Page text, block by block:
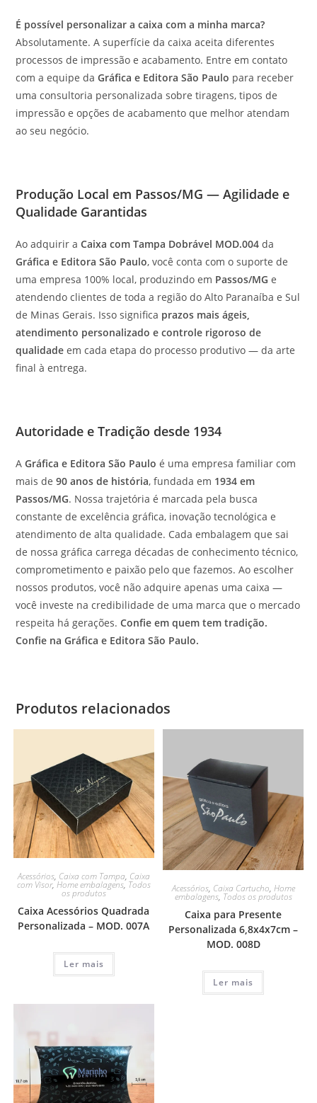
É possível personalizar a caixa com a minha marca?
Absolutamente. A superfície da caixa aceita diferentes
processos de impressão e acabamento. Entre em contato
com a equipe daGráfica e Editora São Paulo para receber
uma consultoria personalizada sobre tiragens, tipos de
impressão e opções de acabamento que melhor atendam
ao seu negócio.
Produção Local em Passos/MG — Agilidade e
Qualidade Garantidas
Ao adquirir aCaixa com Tampa Dobrável MOD.004 da
Gráfica e Editora São Paulo, você conta com o suporte de
uma empresa 100% local, produzindo em Passos/MG e
atendendo clientes de toda a região do Alto Paranaíba e Sul
de Minas Gerais. Isso significa prazos mais ágeis,
atendimento personalizado e controle rigoroso de
qualidade em cada etapa do processo produtivo — da arte
final à entrega.
Autoridade e Tradição desde 1934
AGráfica e Editora São Paulo é uma empresa familiar com
mais de90 anos de história, fundada em 1934 em
Passos/MG. Nossa trajetória é marcada pela busca
constante de excelência gráfica, inovação tecnológica e
atendimento de alta qualidade. Cada embalagem que sai
de nossa gráfica carrega décadas de conhecimento técnico,
comprometimento e paixão pelo que fazemos. Ao escolher
nossos produtos, você não adquire apenas uma caixa —
você investe na credibilidade de uma marca que o mercado
respeita há gerações.Confie em quem tem tradição.
Confie na Gráfica e Editora São Paulo.
Produtos relacionados
Acessórios, Caixa com Tampa, Caixa
com Visor,Home embalagens, Todos
os produtos
Caixa Acessórios Quadrada
Personalizada – MOD. 007A
Ler mais
Acessórios, Caixa Cartucho, Home
embalagens, Todos os produtos
Caixa para Presente
Personalizada 6,8x4x7cm –
MOD. 008D
Ler mais